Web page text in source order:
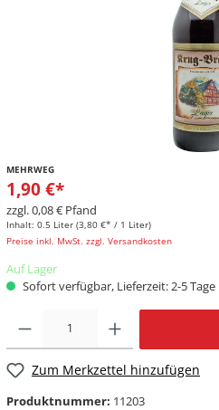
MEHRWEG
1,90 €*
zzgl. 0,08 € Pfand
Inhalt: 0.5 Liter (3,80 €* / 1 Liter)
Preise inkl. MwSt. zzgl. Versandkosten
Auf Lager
Sofort verfügbar, Lieferzeit: 2-5 Tage
Zum Merkzettel hinzufügen
Produktnummer: 11203